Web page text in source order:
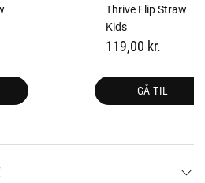
Thrive Flip Straw
Kids
119,00 kr.
GÅ TIL